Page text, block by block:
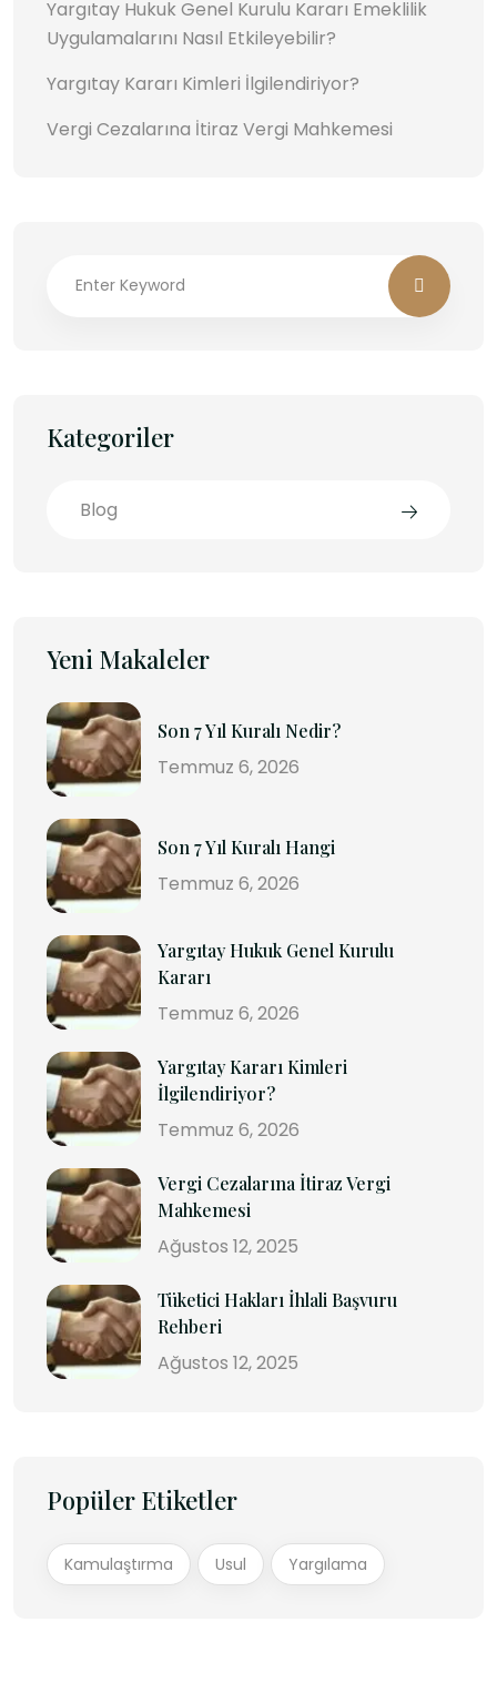
Yargıtay Hukuk Genel Kurulu Kararı Emeklilik
Uygulamalarını Nasıl Etkileyebilir?
Yargıtay Kararı Kimleri İlgilendiriyor?
Vergi Cezalarına İtiraz Vergi Mahkemesi
Kategoriler
Blog
Yeni Makaleler
Son 7 Yıl Kuralı Nedir?
Temmuz 6, 2026
Son 7 Yıl Kuralı Hangi
Temmuz 6, 2026
Yargıtay Hukuk Genel Kurulu
Kararı
Temmuz 6, 2026
Yargıtay Kararı Kimleri
İlgilendiriyor?
Temmuz 6, 2026
Vergi Cezalarına İtiraz Vergi
Mahkemesi
Ağustos 12, 2025
Tüketici Hakları İhlali Başvuru
Rehberi
Ağustos 12, 2025
Popüler Etiketler
Kamulaştırma Usul Yargılama